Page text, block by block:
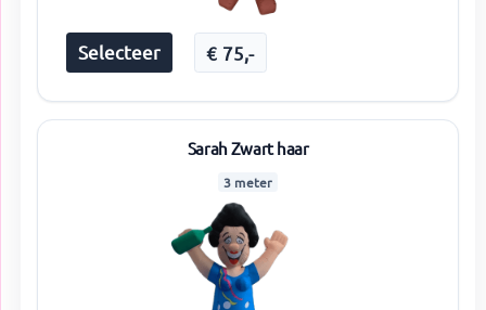
Selecteer € 75,-
Sarah Zwart haar
3 meter